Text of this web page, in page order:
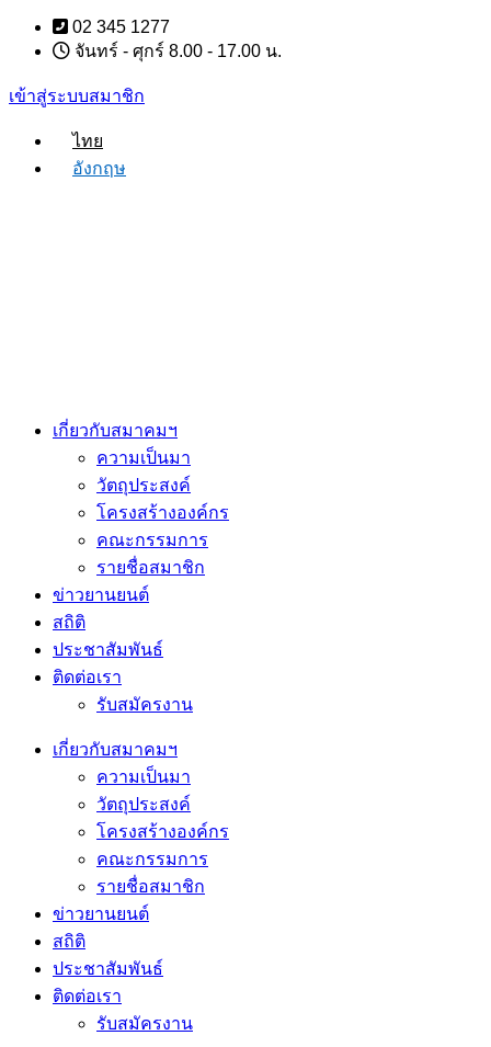
Skip
content
02 345 1277
จันทร์ - ศุกร์ 8.00 - 17.00 น.
เข้าสู่ระบบสมาชิก
ไทย
อังกฤษ
เกี่ยวกับสมาคมฯ
ความเป็นมา
วัตถุประสงค์
โครงสร้างองค์กร
คณะกรรมการ
รายชื่อสมาชิก
ข่าวยานยนต์
สถิติ
ประชาสัมพันธ์
ติดต่อเรา
รับสมัครงาน
เกี่ยวกับสมาคมฯ
ความเป็นมา
วัตถุประสงค์
โครงสร้างองค์กร
คณะกรรมการ
รายชื่อสมาชิก
ข่าวยานยนต์
สถิติ
ประชาสัมพันธ์
ติดต่อเรา
รับสมัครงาน